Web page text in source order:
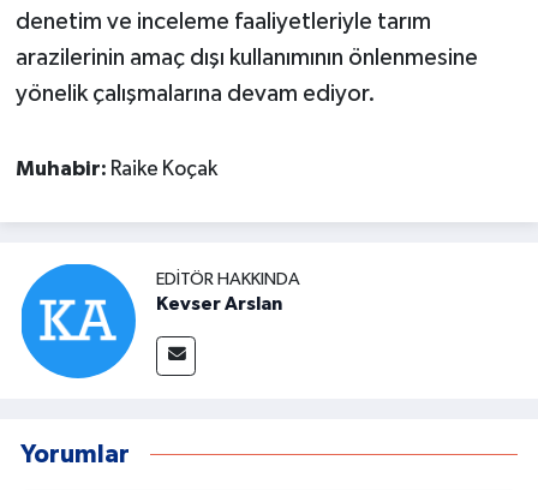
denetim ve inceleme faaliyetleriyle tarım
arazilerinin amaç dışı kullanımının önlenmesine
yönelik çalışmalarına devam ediyor.
Muhabir: Raike Koçak
EDITÖR HAKKINDA
Kevser Arslan
Yorumlar